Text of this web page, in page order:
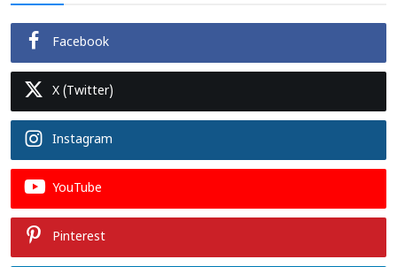
Facebook
X (Twitter)
Instagram
YouTube
Pinterest